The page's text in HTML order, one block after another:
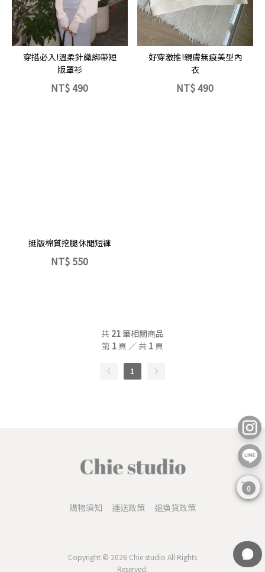
立即選購
穿搭必入!溫柔針織綁帶短
版罩衫
NT$490
立即選購
好穿激推!親膚無痕美型內
衣
NT$490
挺版棉質挖腿休閒短褲
NT$ 550
共 21筆相關商品
第 1頁 ／ 共 1頁
1
購物須知 運送政策 退換貨政策
Copyright © 2026 Chie studio All Rights
Reserved.
0